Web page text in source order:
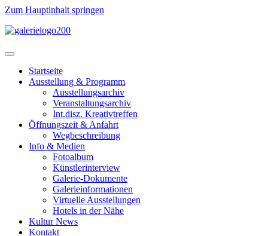
Zum Hauptinhalt springen
Startseite
Ausstellung & Programm
Ausstellungsarchiv
Veranstaltungsarchiv
Int.disz. Kreativtreffen
Öffnungszeit & Anfahrt
Wegbeschreibung
Info & Medien
Fotoalbum
Künstlerinterview
Galerie-Dokumente
Galerieinformationen
Virtuelle Ausstellungen
Hotels in der Nähe
Kultur News
Kontakt